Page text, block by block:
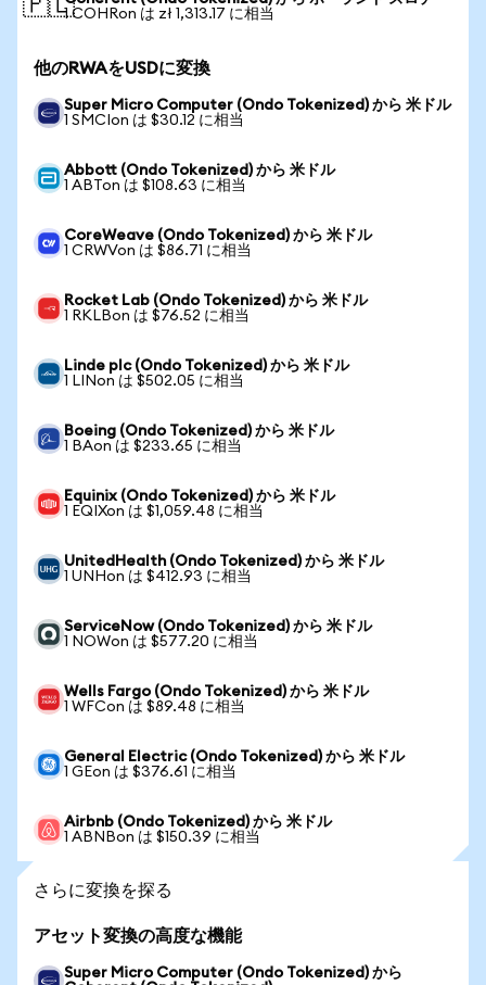
🇵🇱1 COHRon は zł 1,313.17 に相当
他のRWAをUSDに変換
Super Micro Computer (Ondo Tokenized) から 米ドル
1 SMCIon は $30.12 に相当
Abbott (Ondo Tokenized) から 米ドル
1 ABTon は $108.63 に相当
CoreWeave (Ondo Tokenized) から 米ドル
1 CRWVon は $86.71 に相当
Rocket Lab (Ondo Tokenized) から 米ドル
1 RKLBon は $76.52 に相当
Linde plc (Ondo Tokenized) から 米ドル
1 LINon は $502.05 に相当
Boeing (Ondo Tokenized) から 米ドル
1 BAon は $233.65 に相当
Equinix (Ondo Tokenized) から 米ドル
1 EQIXon は $1,059.48 に相当
UnitedHealth (Ondo Tokenized) から 米ドル
1 UNHon は $412.93 に相当
ServiceNow (Ondo Tokenized) から 米ドル
1 NOWon は $577.20 に相当
Wells Fargo (Ondo Tokenized) から 米ドル
1 WFCon は $89.48 に相当
General Electric (Ondo Tokenized) から 米ドル
1 GEon は $376.61 に相当
Airbnb (Ondo Tokenized) から 米ドル
1 ABNBon は $150.39 に相当
さらに変換を探る
アセット変換の高度な機能
Super Micro Computer (Ondo Tokenized) から